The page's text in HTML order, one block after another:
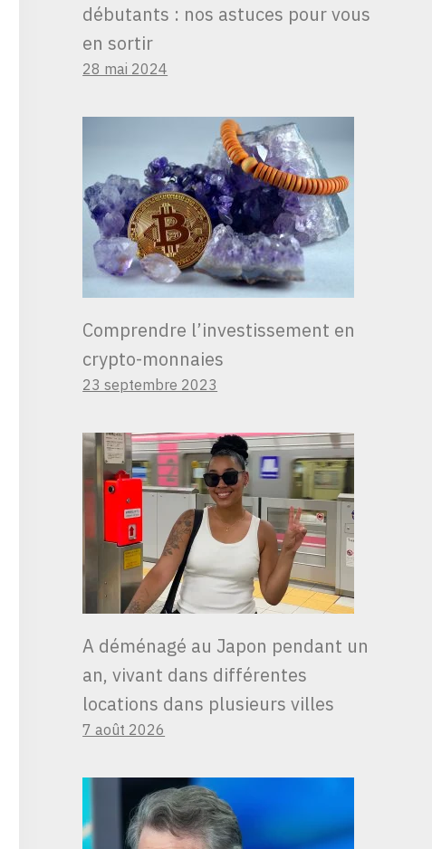
débutants : nos astuces pour vous
en sortir
28 mai 2024
Comprendre l’investissement en
crypto-monnaies
23 septembre 2023
A déménagé au Japon pendant un
an, vivant dans différentes
locations dans plusieurs villes
7 août 2026